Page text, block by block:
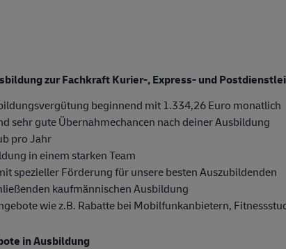
zur Fachkraft Kurier-, Express- und
beginnend mit 1.334,26 Euro monatlich
sehr gute Übernahmechancen nach deiner Ausbildung
pro Jahr
in einem starken Team
spezieller Förderung für unsere besten Auszubildenden
kaufmännischen Ausbildung
wie z.B. Rabatte bei Mobilfunkanbietern,
in Ausbildung